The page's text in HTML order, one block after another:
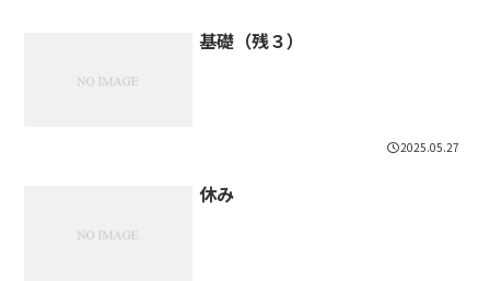
基礎（残３）
2025.05.27
休み